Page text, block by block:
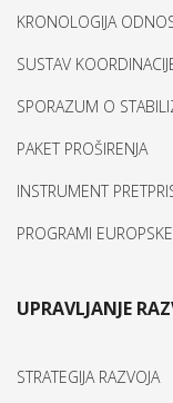
KRONOLOGIJA
SUSTAV
SPORAZUM O
PAKET PROŠIRENJA
INSTRUMENT
PROGRAMI
UPRAVLJANJE
STRATEGIJA RAZVOJA